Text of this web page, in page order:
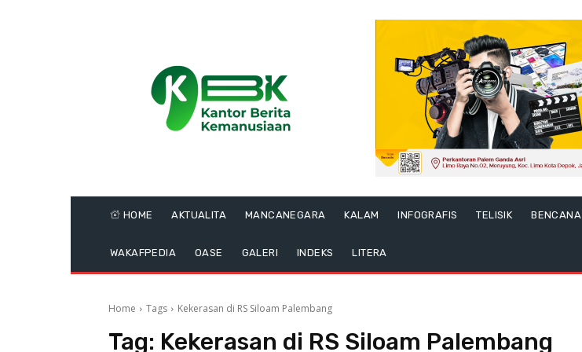
HOME AKTUALITA MANCANEGARA KALAM INFOGRAFIS TELISIK BENCANA
WAKAFPEDIA OASE GALERI INDEKS LITERA
Home Tags Kekerasan di RS Siloam Palembang
Tag: Kekerasan di RS Siloam Palembang